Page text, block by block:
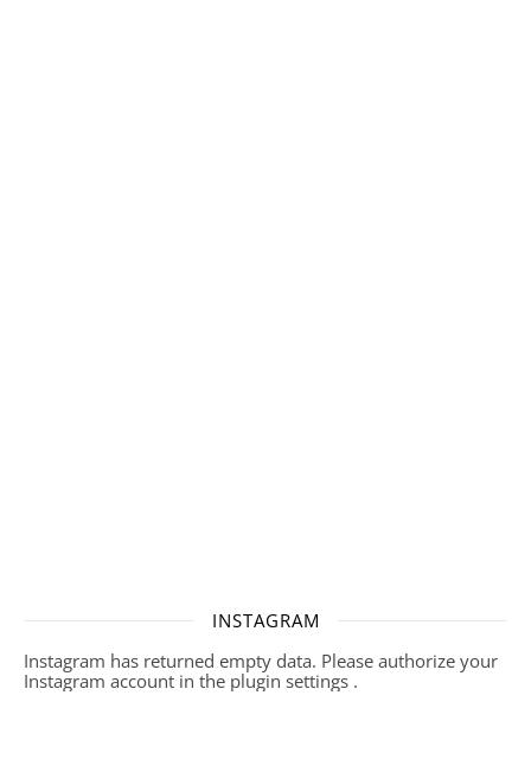
INSTAGRAM
Instagram has returned empty data. Please authorize your
Instagram account in the plugin settings .